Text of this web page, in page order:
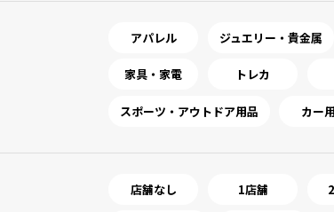
アパレル ジュエリー・貴金属
家具・家電 トレカ
スポーツ・アウトドア用品 カー
店舗なし 1店舗